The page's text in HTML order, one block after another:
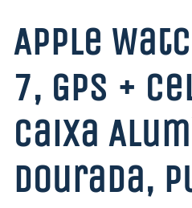
Apple
7, GPS +
Caixa
Dourada,